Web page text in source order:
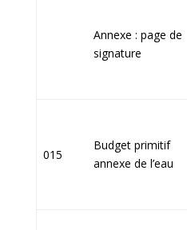
Annexe : page de
signature
015
Budget primitif
annexe de l’eau